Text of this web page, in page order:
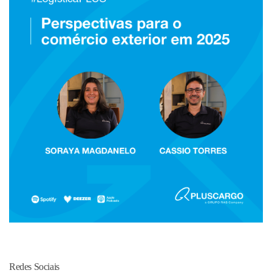
Redes Sociais